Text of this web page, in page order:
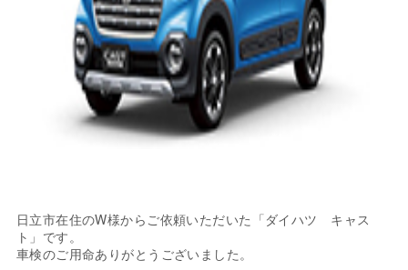
日立市在住のW様からご依頼いただいた「ダイハツ キャス
ト」です。
車検のご用命ありがとうございました。